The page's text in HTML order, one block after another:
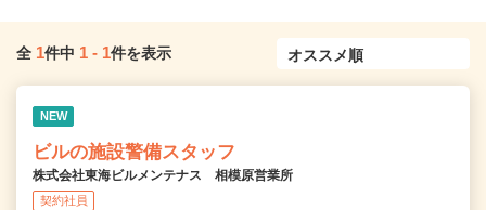
全 1件中 1 - 1件を表示
NEW
ビルの施設警備スタッフ
株式会社東海ビルメンテナス 相模原営業所
契約社員